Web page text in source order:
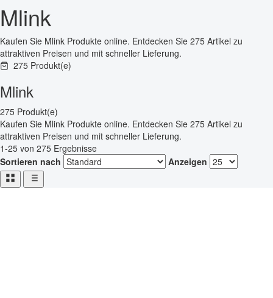
Mlink
Kaufen Sie Mlink Produkte online. Entdecken Sie 275 Artikel zu
attraktiven Preisen und mit schneller Lieferung.
275 Produkt(e)
Mlink
275 Produkt(e)
Kaufen Sie Mlink Produkte online. Entdecken Sie 275 Artikel zu
attraktiven Preisen und mit schneller Lieferung.
1-25 von 275 Ergebnisse
Sortieren nach
Anzeigen